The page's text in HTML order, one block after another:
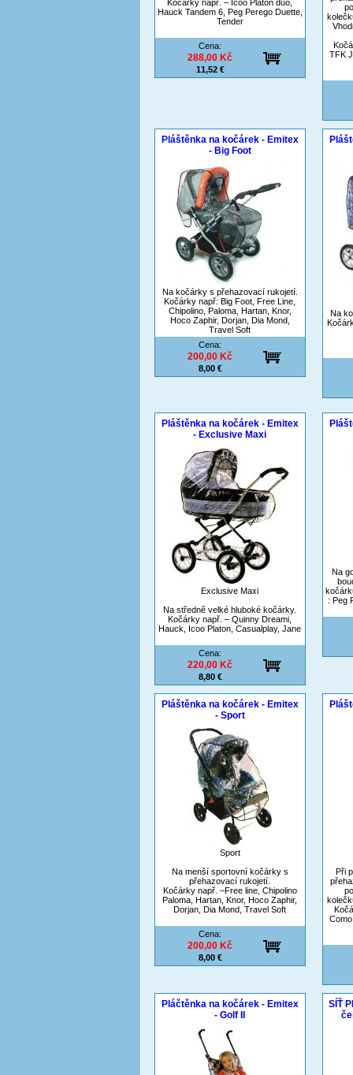
Kočárky např. – Icoo Platon duo,
Hauck Tandem 6, Peg Perego Duette,
Tender
Cena:
288,00 Kč
11,52 €
TFK
Pláštěnka na kočárek - Emitex
- Big Foot
Na kočárky s přehazovací rukojetí.
Kočárky např: Big Foot, Free Line,
Chipolino, Paloma, Hartan, Knor,
Hoco Zaphir, Dorjan, Dia Mond,
Travel Soft
Cena:
200,00 Kč
8,00 €
Na
Pláštěnka na kočárek - Emitex
- Exclusive Maxi
Exclusive Maxi
Na středně velké hluboké kočárky.
Kočárky např. – Quinny Dreami,
Hauck, Icoo Platon, Casualplay, Jane
Cena:
220,00 Kč
8,80 €
Na
: Peg
Pláštěnka na kočárek - Emitex
- Sport
Sport
Na menší sportovní kočárky s
přehazovací rukojetí.
Kočárky např. –Free line, Chipolino
Paloma, Hartan, Knor, Hoco Zaphir,
Dorjan, Dia Mond, Travel Soft
Cena:
200,00 Kč
8,00 €
Při
Pláčtěnka na kočárek - Emitex
- Golf II
SÍŤ